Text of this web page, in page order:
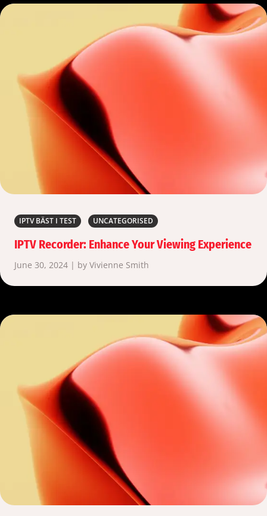
IPTV BÄST I TEST UNCATEGORISED
IPTV Recorder: Enhance Your Viewing Experience
June 30, 2024 | by Vivienne Smith